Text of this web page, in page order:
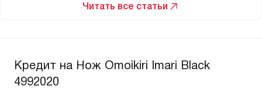
Читать все статьи
Кредит на Нож Omoikiri Imari Black
4992020